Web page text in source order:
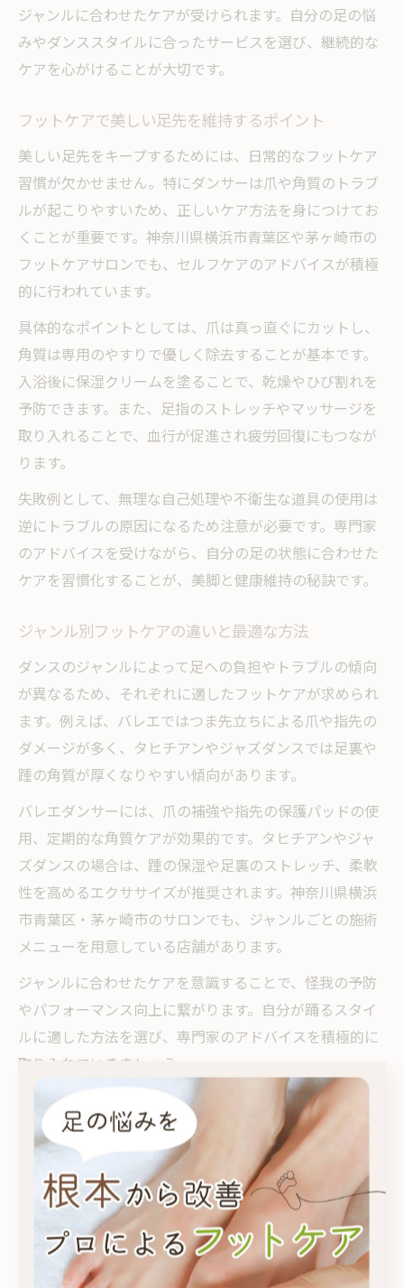
ジャンルに合わせたケアが受けられます。自分の足の悩
みやダンススタイルに合ったサービスを選び、継続的な
ケアを心がけることが大切です。
フットケアで美しい足先を維持するポイント
美しい足先をキープするためには、日常的なフットケア
習慣が欠かせません。特にダンサーは爪や角質のトラブ
ルが起こりやすいため、正しいケア方法を身につけてお
くことが重要です。神奈川県横浜市青葉区や茅ヶ崎市の
フットケアサロンでも、セルフケアのアドバイスが積極
的に行われています。
具体的なポイントとしては、爪は真っ直ぐにカットし、
角質は専用のやすりで優しく除去することが基本です。
入浴後に保湿クリームを塗ることで、乾燥やひび割れを
予防できます。また、足指のストレッチやマッサージを
取り入れることで、血行が促進され疲労回復にもつなが
ります。
失敗例として、無理な自己処理や不衛生な道具の使用は
逆にトラブルの原因になるため注意が必要です。専門家
のアドバイスを受けながら、自分の足の状態に合わせた
ケアを習慣化することが、美脚と健康維持の秘訣です。
ジャンル別フットケアの違いと最適な方法
ダンスのジャンルによって足への負担やトラブルの傾向
が異なるため、それぞれに適したフットケアが求められ
ます。例えば、バレエではつま先立ちによる爪や指先の
ダメージが多く、タヒチアンやジャズダンスでは足裏や
踵の角質が厚くなりやすい傾向があります。
バレエダンサーには、爪の補強や指先の保護パッドの使
用、定期的な角質ケアが効果的です。タヒチアンやジャ
ズダンスの場合は、踵の保湿や足裏のストレッチ、柔軟
性を高めるエクササイズが推奨されます。神奈川県横浜
市青葉区・茅ヶ崎市のサロンでも、ジャンルごとの施術
メニューを用意している店舗があります。
ジャンルに合わせたケアを意識することで、怪我の予防
やパフォーマンス向上に繋がります。自分が踊るスタイ
ルに適した方法を選び、専門家のアドバイスを積極的に
取り入れていきましょう。
フットケアを継続するための習慣化テクニック
フットケアは一度きりではなく、継続することが美しい
足元と高いパフォーマンスを保つコツです。忙しいダン
サーでも無理なく続けられるよう、日常生活に取り入れ
やすい習慣化テクニックを知ることが大切です。
例えば、レッスン後のストレッチタイムに足指マッサー